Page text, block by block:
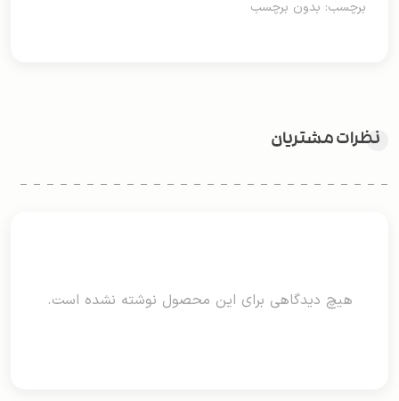
برچسب: بدون برچسب
نظرات مشتریان
هیچ دیدگاهی برای این محصول نوشته نشده است.